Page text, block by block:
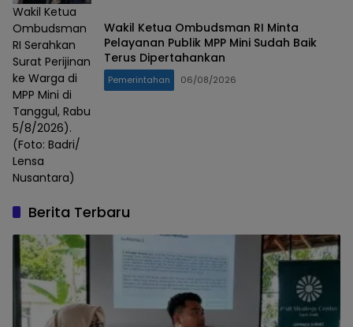
Wakil Ketua
Ombudsman
RI Serahkan
Surat Perijinan
ke Warga di
MPP Mini di
Tanggul, Rabu
5/8/2026).
(Foto: Badri/
Lensa
Nusantara)
Wakil Ketua Ombudsman RI Minta
Pelayanan Publik MPP Mini Sudah Baik
Terus Dipertahankan
Pemerintahan 06/08/2026
Berita Terbaru